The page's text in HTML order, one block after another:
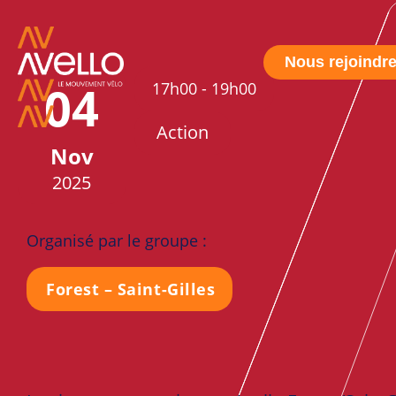
Nous rejoindre
04
Nov
2025
17h00 - 19h00
Action
Organisé par le groupe :
Forest – Saint-Gilles